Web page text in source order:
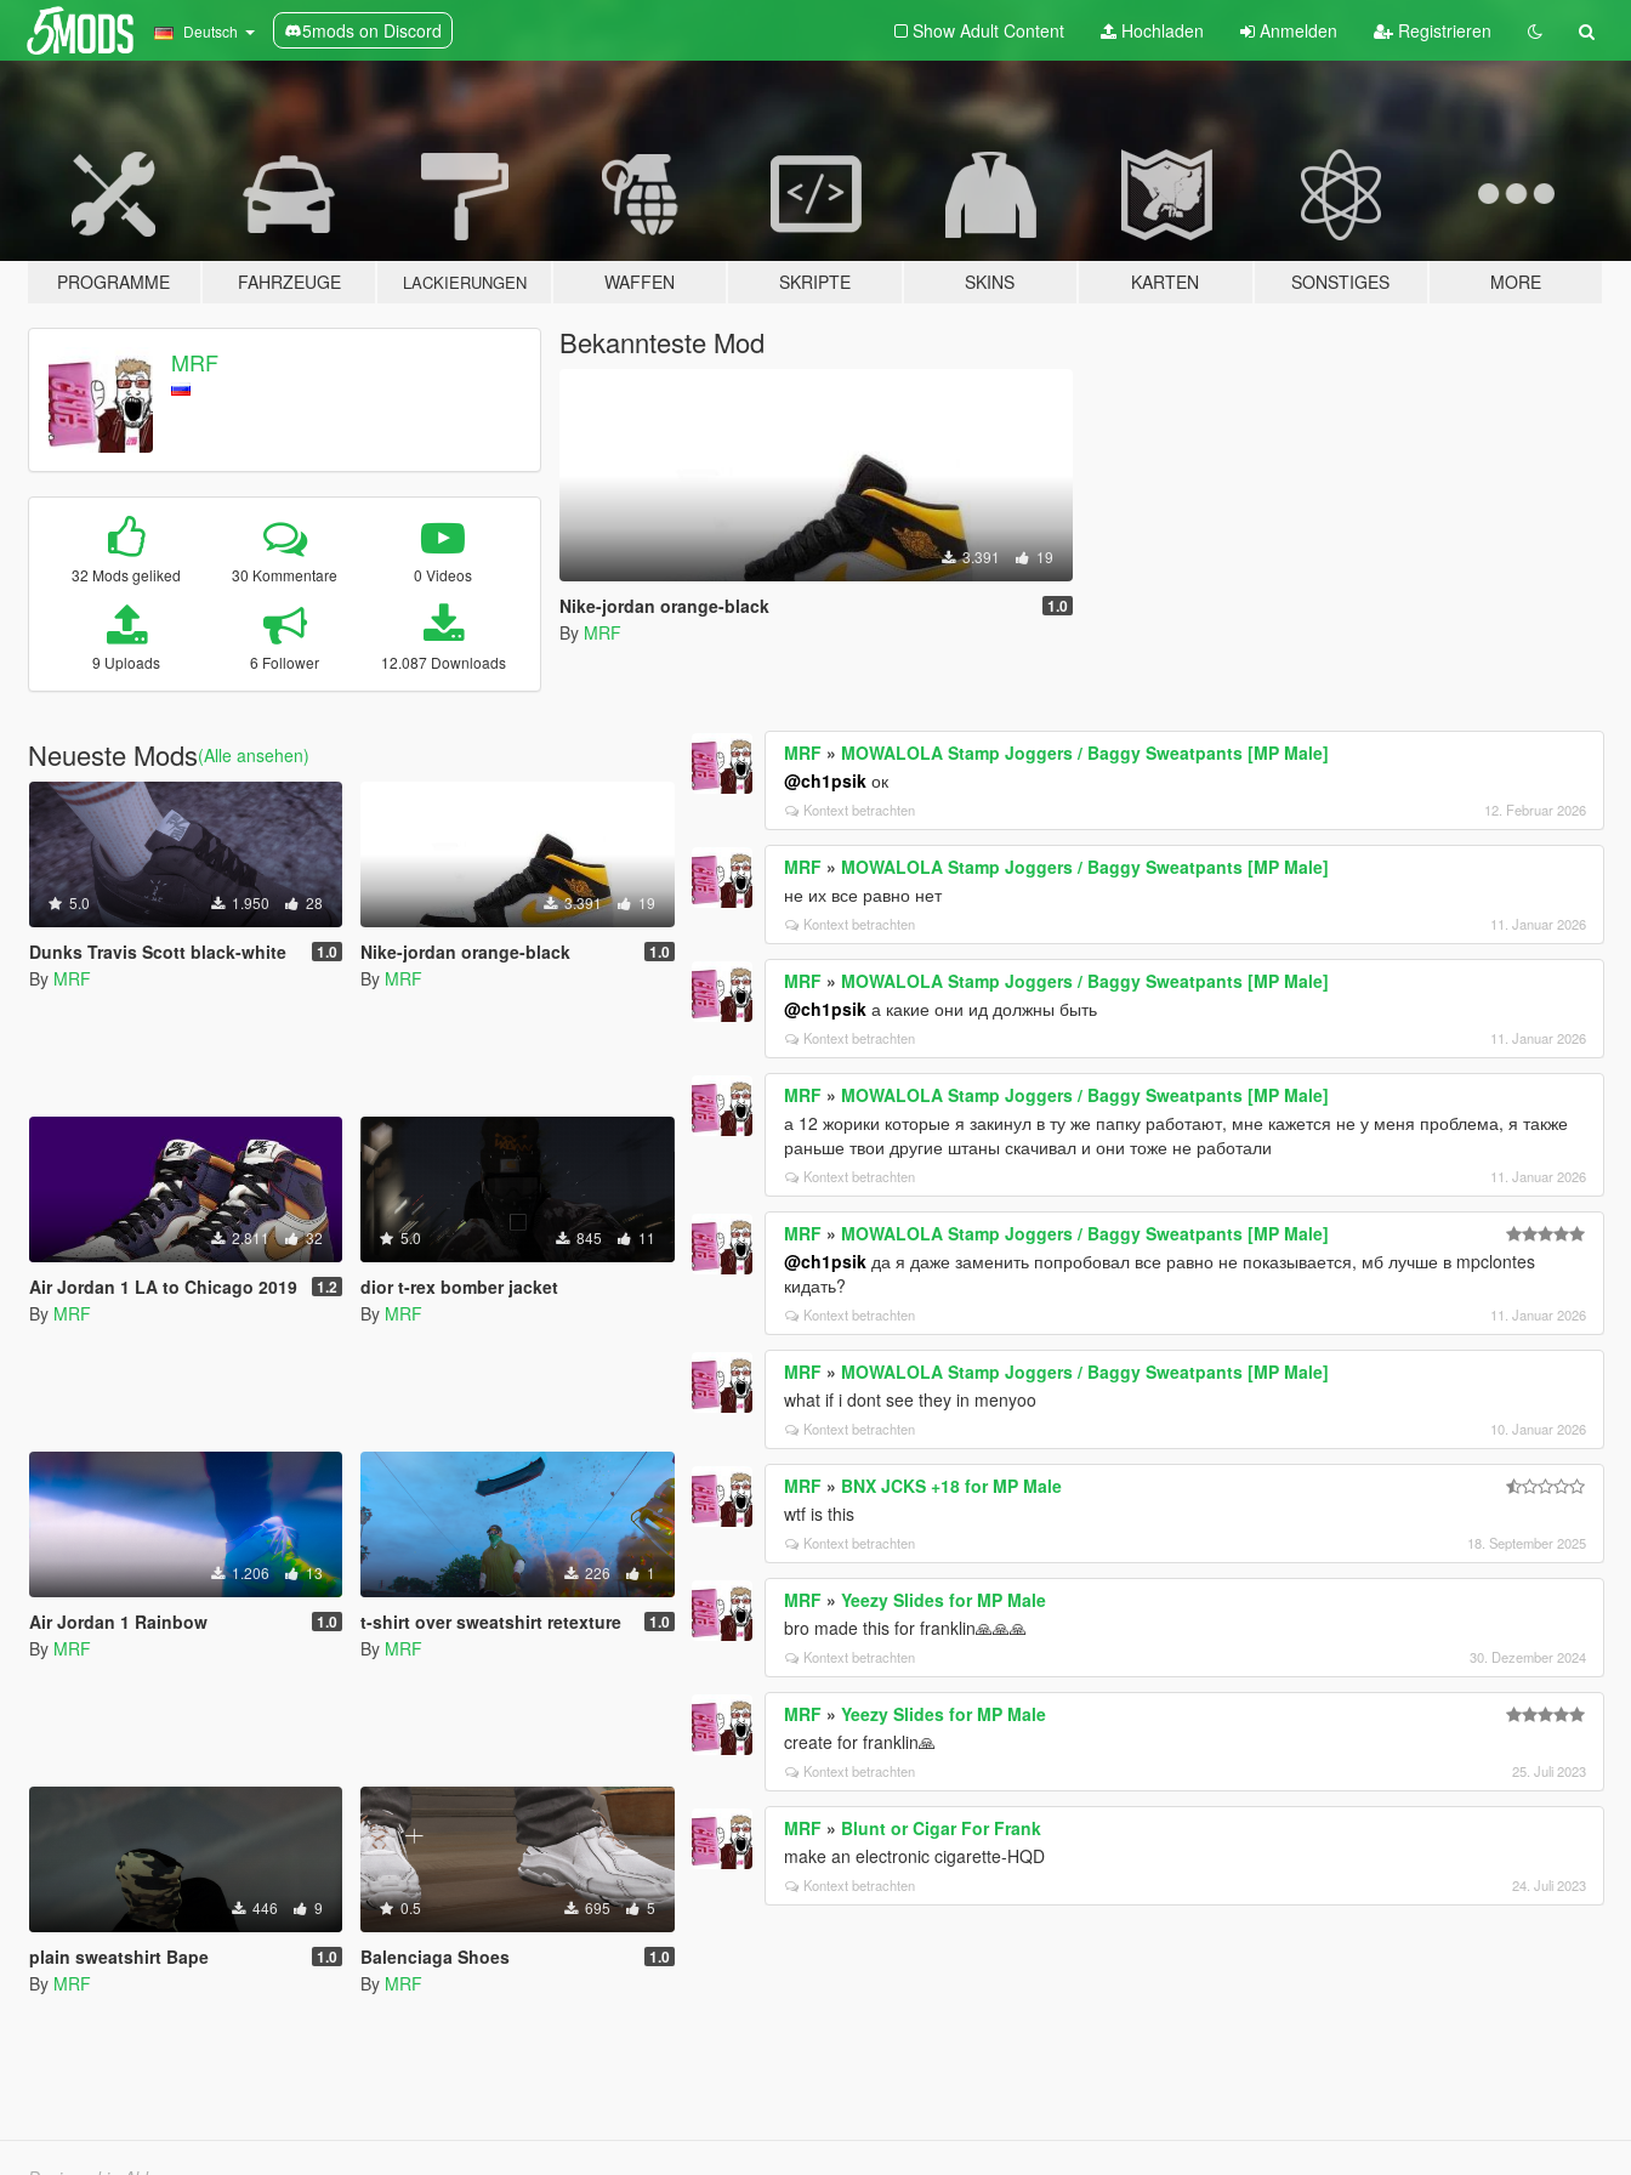
Deutsch 5mods on Discord Show Adult Content Hochladen Anmelden Registrieren
PROGRAMME FAHRZEUGE LACKIERUNGEN WAFFEN SKRIPTE SKINS KARTEN SONSTIGES MORE
MRF
32 Mods geliked 30 Kommentare 0 Videos
9 Uploads 6 Follower 12.087 Downloads
Bekannteste Mod
3.391 19
Nike-jordan orange-black 1.0
By MRF
Neueste Mods(Alle ansehen)
5.0 1.950 28
Dunks Travis Scott black-white 1.0
By MRF
3.391 19
Nike-jordan orange-black 1.0
By MRF
2.811 32
Air Jordan 1 LA to Chicago 2019 1.2
By MRF
5.0 845 11
dior t-rex bomber jacket
By MRF
1.206 13
Air Jordan 1 Rainbow 1.0
By MRF
226 1
t-shirt over sweatshirt retexture 1.0
By MRF
446 9
plain sweatshirt Bape 1.0
By MRF
0.5 695 5
Balenciaga Shoes 1.0
By MRF
MRF » MOWALOLA Stamp Joggers / Baggy Sweatpants [MP Male]
@ch1psik ок
Kontext betrachten 12. Februar 2026
MRF » MOWALOLA Stamp Joggers / Baggy Sweatpants [MP Male]
не их все равно нет
Kontext betrachten 11. Januar 2026
MRF » MOWALOLA Stamp Joggers / Baggy Sweatpants [MP Male]
@ch1psik а какие они ид должны быть
Kontext betrachten 11. Januar 2026
MRF » MOWALOLA Stamp Joggers / Baggy Sweatpants [MP Male]
а 12 жорики которые я закинул в ту же папку работают, мне кажется не у меня проблема, я также
раньше твои другие штаны скачивал и они тоже не работали
Kontext betrachten 11. Januar 2026
MRF » MOWALOLA Stamp Joggers / Baggy Sweatpants [MP Male]
@ch1psik да я даже заменить попробовал все равно не показывается, мб лучше в mpclontes
кидать?
Kontext betrachten 11. Januar 2026
MRF » MOWALOLA Stamp Joggers / Baggy Sweatpants [MP Male]
what if i dont see they in menyoo
Kontext betrachten 10. Januar 2026
MRF » BNX JCKS +18 for MP Male
wtf is this
Kontext betrachten 18. September 2025
MRF »Yeezy Slides for MP Male
bro made this for franklin🙏🙏🙏
Kontext betrachten 30. Dezember 2024
MRF »Yeezy Slides for MP Male
create for franklin🙏
Kontext betrachten 25. Juli 2023
MRF » Blunt or Cigar For Frank
make an electronic cigarette-HQD
Kontext betrachten 24. Juli 2023